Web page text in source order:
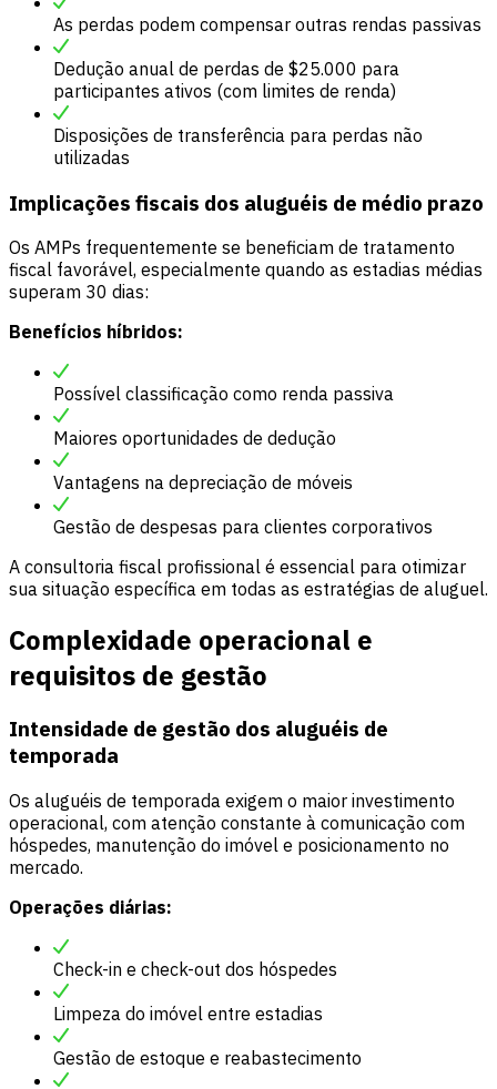
As perdas podem compensar outras rendas passivas
Dedução anual de perdas de $25.000 para
participantes ativos (com limites de renda)
Disposições de transferência para perdas não
utilizadas
Implicações fiscais dos aluguéis de médio prazo
Os AMPs frequentemente se beneficiam de tratamento
fiscal favorável, especialmente quando as estadias médias
superam 30 dias:
Benefícios híbridos:
Possível classificação como renda passiva
Maiores oportunidades de dedução
Vantagens na depreciação de móveis
Gestão de despesas para clientes corporativos
A consultoria fiscal profissional é essencial para otimizar
sua situação específica em todas as estratégias de aluguel.
Complexidade operacional e
requisitos de gestão
Intensidade de gestão dos aluguéis de
temporada
Os aluguéis de temporada exigem o maior investimento
operacional, com atenção constante à comunicação com
hóspedes, manutenção do imóvel e posicionamento no
mercado.
Operações diárias:
Check-in e check-out dos hóspedes
Limpeza do imóvel entre estadias
Gestão de estoque e reabastecimento